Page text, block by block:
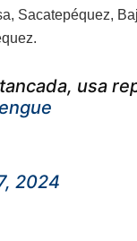
Sacatepéquez,
usa
2024